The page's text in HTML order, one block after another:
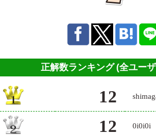
正解数ランキング (全ユー
12
12 0i0i0i